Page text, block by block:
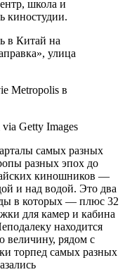
школа и
киностудии.
Metropolis в
Getty Images
самых разных
разных эпох до
киношников —
и над водой. Это два
в которых — плюс 32
для камер и кабина
находится
величину, рядом с
торпед самых разных